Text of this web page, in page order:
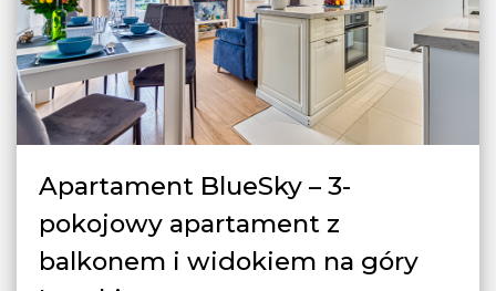
Apartament BlueSky – 3-
pokojowy apartament z
balkonem i widokiem na góry